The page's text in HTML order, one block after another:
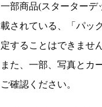
一部商品(スターターデ
載されている、「パッ
定することはできませ
また、一部、写真とカ
ご確認ください。